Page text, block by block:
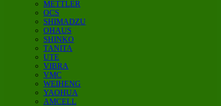
METTLER
OCS
SHIMADZU
OHAUS
SHINKO
TANITA
UTE
VIBRA
VMC
WEIHENG
YAOHUA
AMCELL